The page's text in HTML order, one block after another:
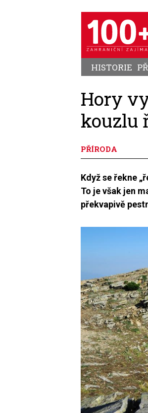
HISTORIE
Hory
kouzlu
PŘÍRODA
Když se řekne
To je však jen
překvapivě